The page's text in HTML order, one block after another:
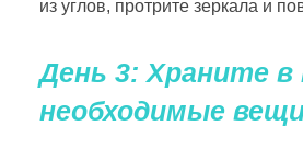
из углов, протрите зеркала и
День 3: Храните
необходимые